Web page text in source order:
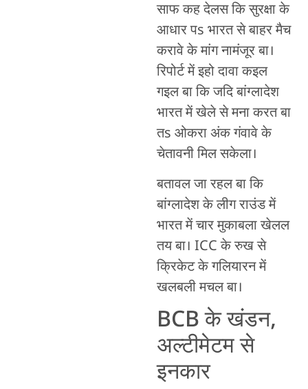
साफ कह देलस कि सुरक्षा के
आधार पs भारत से बाहर मैच
करावे के मांग नामंजूर बा।
रिपोर्ट में इहो दावा कइल
गइल बा कि जदि बांग्लादेश
भारत में खेले से मना करत बा
तs ओकरा अंक गंवावे के
चेतावनी मिल सकेला।
बतावल जा रहल बा कि
बांग्लादेश के लीग राउंड में
भारत में चार मुकाबला खेलल
तय बा। ICC के रुख से
क्रिकेट के गलियारन में
खलबली मचल बा।
BCB के खंडन,
अल्टीमेटम से
इनकार